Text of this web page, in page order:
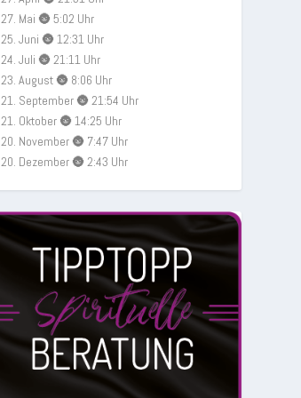
27. Mai 🌚 5:02 Uhr
25. Juni 🌚 12:31 Uhr
24. Juli 🌚 21:11 Uhr
23. August 🌚 8:06 Uhr
21. September 🌚 21:54 Uhr
21. Oktober 🌚 14:25 Uhr
20. November 🌚 7:47 Uhr
20. Dezember 🌚 2:43 Uhr